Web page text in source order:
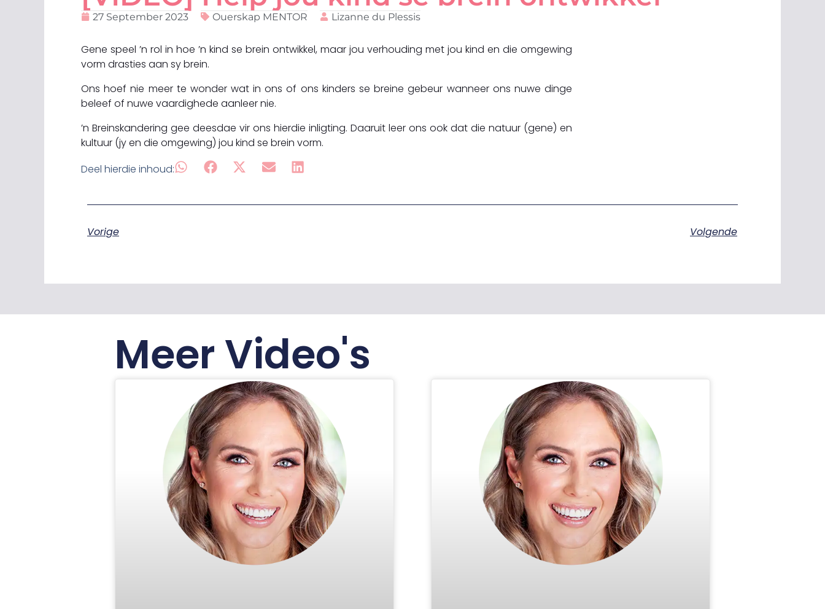
27 September 2023 Ouerskap MENTOR Lizanne du Plessis
Gene speel ’n rol in hoe ’n kind se brein ontwikkel, maar jou verhouding met jou kind en die omgewing
vorm drasties aan sy brein.
Ons hoef nie meer te wonder wat in ons of ons kinders se breine gebeur wanneer ons nuwe dinge
beleef of nuwe vaardighede aanleer nie.
’n Breinskandering gee deesdae vir ons hierdie inligting. Daaruit leer ons ook dat die natuur (gene) en
kultuur (jy en die omgewing) jou kind se brein vorm.
Deel hierdie inhoud:
Vorige Volgende
Meer Video's